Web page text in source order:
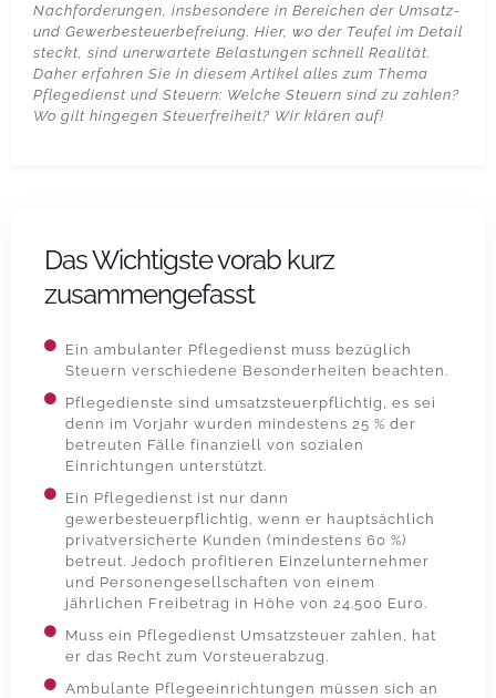
Nachforderungen, insbesondere in Bereichen der Umsatz-
und Gewerbesteuerbefreiung. Hier, wo der Teufel im Detail
steckt, sind unerwartete Belastungen schnell Realität.
Daher erfahren Sie in diesem Artikel alles zum Thema
Pflegedienst und Steuern: Welche Steuern sind zu zahlen?
Wo gilt hingegen Steuerfreiheit? Wir klären auf!
Das Wichtigste vorab kurz
zusammengefasst
Ein ambulanter Pflegedienst muss bezüglich
Steuern verschiedene Besonderheiten beachten.
Pflegedienste sind umsatzsteuerpflichtig, es sei
denn im Vorjahr wurden mindestens 25 % der
betreuten Fälle finanziell von sozialen
Einrichtungen unterstützt.
Ein Pflegedienst ist nur dann
gewerbesteuerpflichtig, wenn er hauptsächlich
privatversicherte Kunden (mindestens 60 %)
betreut. Jedoch profitieren Einzelunternehmer
und Personengesellschaften von einem
jährlichen Freibetrag in Höhe von 24.500 Euro.
Muss ein Pflegedienst Umsatzsteuer zahlen, hat
er das Recht zum Vorsteuerabzug.
Ambulante Pflegeeinrichtungen müssen sich an